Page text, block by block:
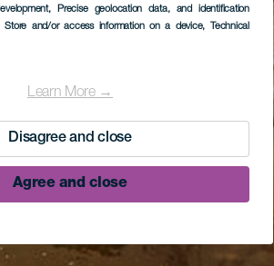
, Precise geolocation data, and identification
Store and/or access information on a device, Technical
Learn More →
Disagree and close
Agree and close